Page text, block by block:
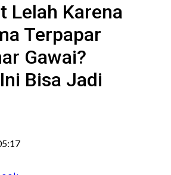
Lelah Karena
Terpapar
Gawai?
Bisa Jadi